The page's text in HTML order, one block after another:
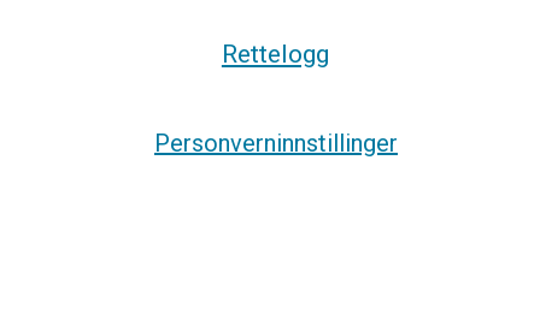
Rettelogg
Personverninnstillinger